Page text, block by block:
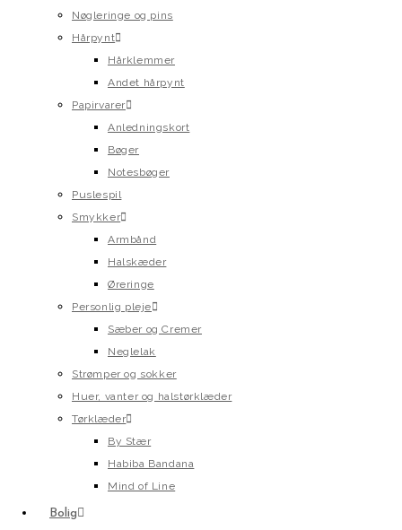
Nøgleringe og pins
Hårpynt
Hårklemmer
Andet hårpynt
Papirvarer
Anledningskort
Bøger
Notesbøger
Puslespil
Smykker
Armbånd
Halskæder
Øreringe
Personlig pleje
Sæber og Cremer
Neglelak
Strømper og sokker
Huer, vanter og halstørklæder
Tørklæder
By Stær
Habiba Bandana
Mind of Line
Bolig